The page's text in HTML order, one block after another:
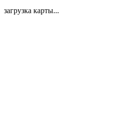
загрузка карты...